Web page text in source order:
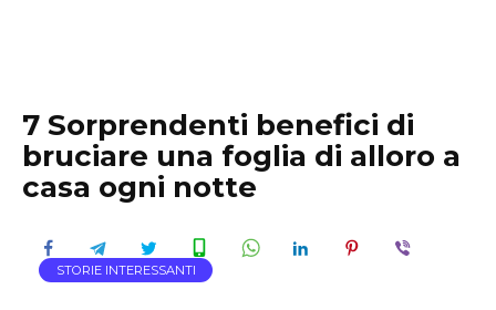
7 Sorprendenti benefici di
bruciare una foglia di alloro a
casa ogni notte
STORIE INTERESSANTI